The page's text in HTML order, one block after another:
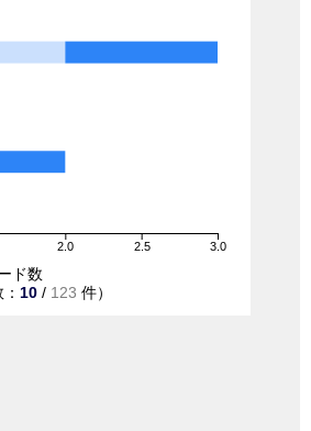
2.0 2.5 3.0
ド数
10 / 123 件）